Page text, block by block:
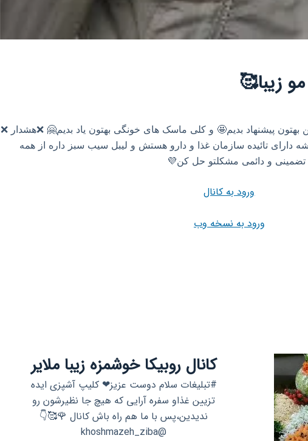
زیبا🥰
پیشنهاد بدیم🤩 و کلی ماسک های خونگی بهتون یاد بدیم🤗 ❌هشدار ❌
دارای تائیده سازمان غذا و دارو هستش و لیبل سیب سبز داره از همه
تضمینی و دائمی مشکلتو حل کن💜
ورود به کانال
ورود به نسخه وب
کانال روبیکا خوشمزه زیبا ملایر
#تبلیغات سلام دوست عزیز❤ کلیپ آشپزی ایده
تزیین غذاو سفره آرایی که هیچ جا نظیرشون رو
ندیدین،پس با ما هم راه باش کانال 🌹🥰👇
@khoshmazeh_ziba